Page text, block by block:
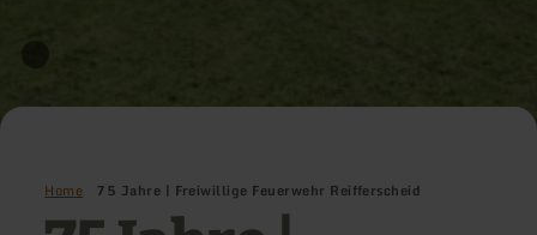
Home 75 Jahre | Freiwillige Feuerwehr Reifferscheid